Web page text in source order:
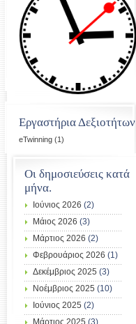
Οι δημοσιεύσεις κατά
μήνα.
Ιούνιος 2026 (2)
Μάιος 2026 (3)
Μάρτιος 2026 (2)
Φεβρουάριος 2026 (1)
Δεκέμβριος 2025 (3)
Νοέμβριος 2025 (10)
Ιούνιος 2025 (2)
Μάρτιος 2025 (3)
Εργαστήρια Δεξιοτήτων
eTwinning (1)